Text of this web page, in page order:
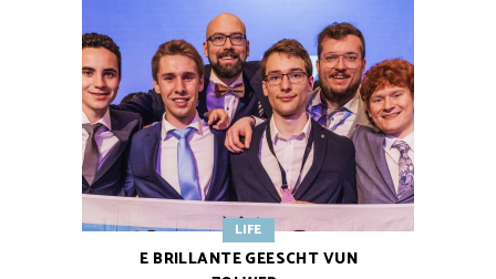
LIFE
E BRILLANTE GEESCHT VUN